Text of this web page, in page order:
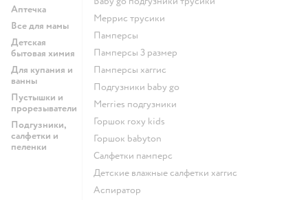
Аптечка
Все для мамы
Детская
бытовая химия
Для купания и
ванны
Пустышки и
прорезыватели
Подгузники,
салфетки и
пеленки
меррис трусики
памперсы
памперсы 3 размер
памперсы хаггис
подгузники baby go
merries подгузники
горшок roxy kids
горшок babyton
салфетки памперс
детские влажные салфетки хаггис
аспиратор